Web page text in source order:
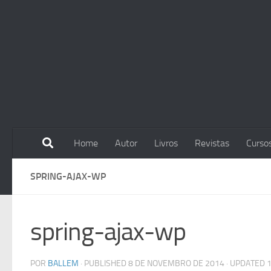
Home Autor Livros Revistas
SPRING-AJAX-WP
spring-ajax-wp
POR BALLEM · PUBLISHED 8 DE NOVEMBRO DE 2014 · UPDATED